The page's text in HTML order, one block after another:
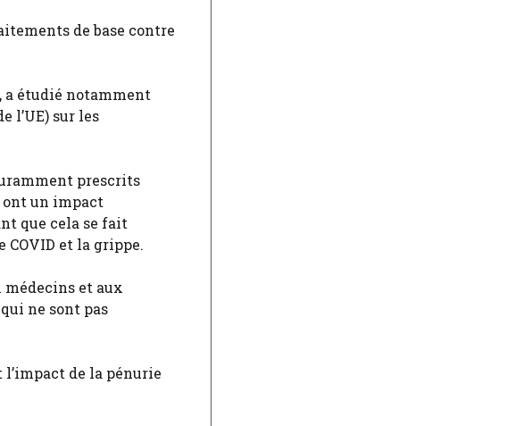
de base contre
a étudié notamment
l’UE) sur les
prescrits
ont un impact
que cela se fait
et la grippe.
et aux
ne sont pas
de la pénurie